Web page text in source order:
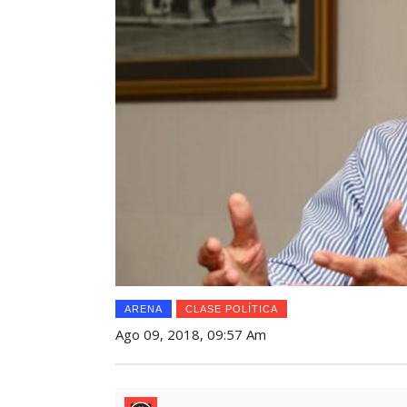
ARENA CLASE POLÍTICA
Ago 09, 2018, 09:57 Am